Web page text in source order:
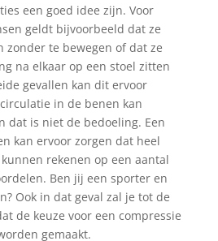
een goed idee zijn. Voor
geldt bijvoorbeeld dat ze
zonder te bewegen of dat ze
na elkaar op een stoel zitten
gevallen kan dit ervoor
in de benen kan
dat is niet de bedoeling. Een
kan ervoor zorgen dat heel
rekenen op een aantal
Ben jij een sporter en
Ook in dat geval zal je tot de
de keuze voor een compressie
gemaakt.